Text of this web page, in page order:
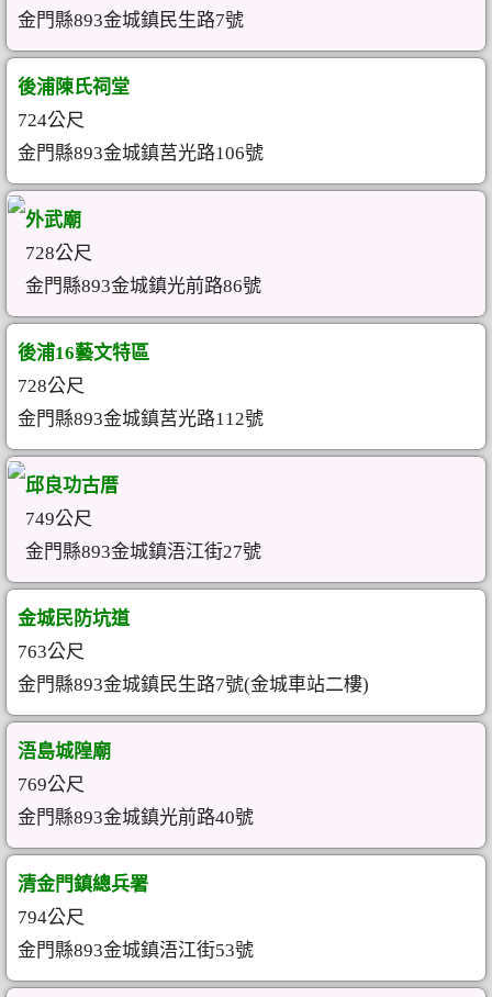
金門縣893金城鎮民生路7號
後浦陳氏祠堂
724公尺
金門縣893金城鎮莒光路106號
外武廟
728公尺
金門縣893金城鎮光前路86號
後浦16藝文特區
728公尺
金門縣893金城鎮莒光路112號
邱良功古厝
749公尺
金門縣893金城鎮浯江街27號
金城民防坑道
763公尺
金門縣893金城鎮民生路7號(金城車站二樓)
浯島城隍廟
769公尺
金門縣893金城鎮光前路40號
清金門鎮總兵署
794公尺
金門縣893金城鎮浯江街53號